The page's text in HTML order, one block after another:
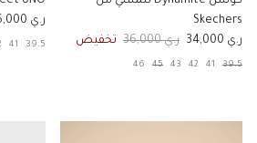
Skechers
السعر الان
ر.ي 34,000 السعر الاصلي
ر.ي 36,000 تخفيض
39.5
41
42
43
45
46
السعر
ر.ي 65,000
39.5
41